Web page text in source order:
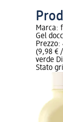
Marca:
Gel
(9,98 €
verde
Stato